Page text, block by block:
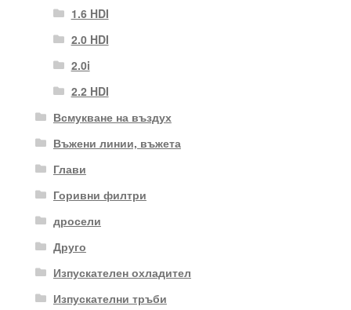
1.6 HDI
2.0 HDI
2.0i
2.2 HDI
Всмукване на въздух
Въжени линии, въжета
Глави
Горивни филтри
дросели
Друго
Изпускателен охладител
Изпускателни тръби